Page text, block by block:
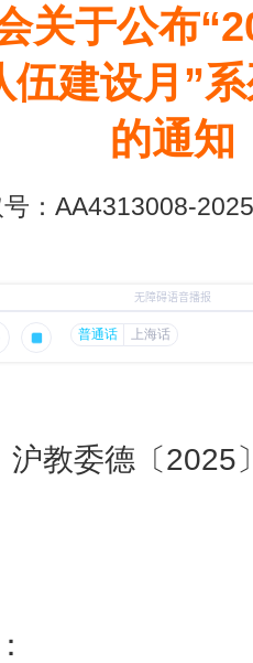
关于公布
伍建设月”
的通知
： AA4313008-
沪教委德〔2025